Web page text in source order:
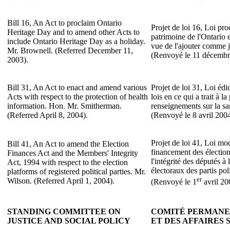
Bill 16, An Act to proclaim Ontario
Heritage Day and to amend other Acts to
include Ontario Heritage Day as a holiday.
Mr. Brownell. (Referred December 11,
2003).
Projet de loi 16, Loi
patrimoine de l'Ontario
vue de l'ajouter
(Renvoyé le 11
Bill 31, An Act to enact and amend various
Acts with respect to the protection of health
information. Hon. Mr. Smitherman.
(Referred April 8, 2004).
Projet de loi 31, Loi
lois en ce qui a trait à la
renseignements sur la
(Renvoyé le 8 avril
Bill 41, An Act to amend the Election
Finances Act and the Members' Integrity
Act, 1994 with respect to the election
platforms of registered political parties. Mr.
Wilson. (Referred April 1, 2004).
Projet de loi 41, Loi
financement des
l'intégrité des députés à
électoraux des partis
(Renvoyé le 1 eravril
STANDING COMMITTEE ON
JUSTICE AND SOCIAL POLICY
COMITÉ
ET DES AFFAIRES